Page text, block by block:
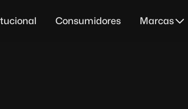
Consumidores Marcas